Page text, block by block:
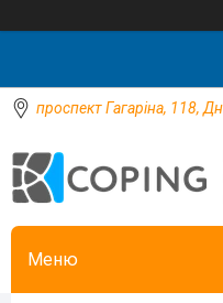
проспект Гагаріна, 118,